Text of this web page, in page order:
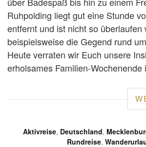
Ruhpolding liegt gut eine Stunde
entfernt und ist nicht so überlaufen
beispielsweise die Gegend rund
Heute verraten wir Euch unsere
erholsames Familien-Wochenende
Aktivreise, Deutschland,
Rundreise,